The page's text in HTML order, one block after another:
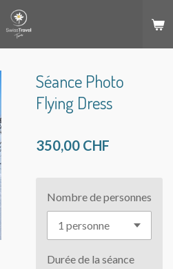
Séance Photo
Flying Dress
350,00 CHF
Nombre de personnes
Durée de la séance